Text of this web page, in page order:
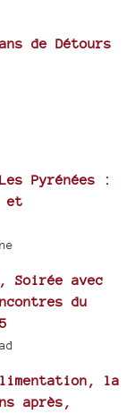
de Détours
Pyrénées :
et
Soirée avec
du
la
après,